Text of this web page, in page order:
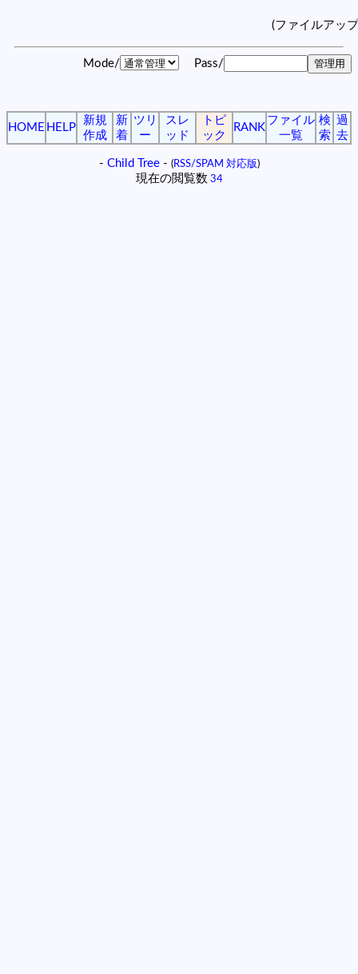
(ファイルアッ
Mode/ Pass/
HOME HELP
新規
作成
新
着
ツリ
ー
スレ
ッド
トピ
ック
RANK
ファイル
一覧
検
索
過
去
- Child Tree- (RSS/SPAM 対応版)
現在の閲覧数 34